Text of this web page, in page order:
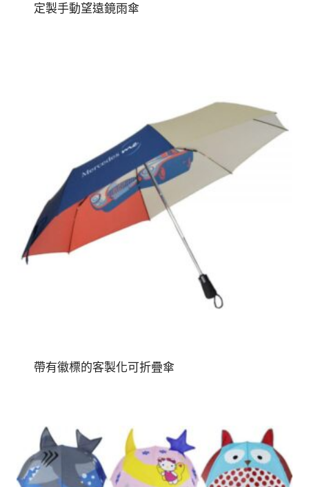
定製手動望遠鏡雨傘
帶有徽標的客製化可折疊傘